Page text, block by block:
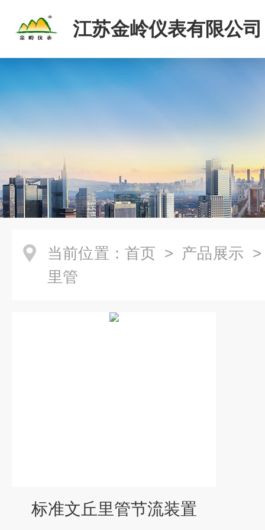
江苏金岭仪表有限公司
当前位置： 首页 > 产品展示
里管
标准文丘里管节流装置